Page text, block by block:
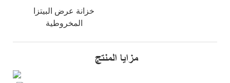
خزانة عرض البيتزا
المخروطية
مزايا المنتج